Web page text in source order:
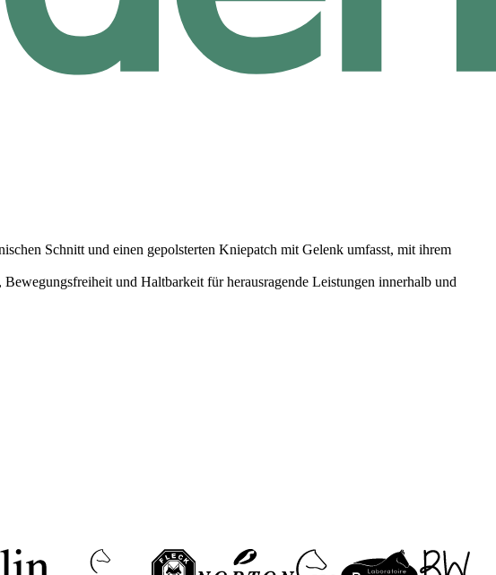
Schnitt und einen gepolsterten Kniepatch mit Gelenk umfasst, mit ihrem
und Haltbarkeit für herausragende Leistungen innerhalb und